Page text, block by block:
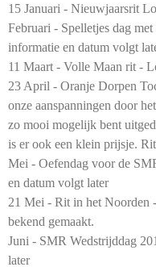
15 Januari - Nieuwjaarsrit
Februari - Spelletjes dag
informatie en datum volgt
11 Maart - Volle Maan rit -
23 April - Oranje Dorpen
onze aanspanningen door
zo mooi mogelijk bent
is er ook een klein prijsje.
Mei - Oefendag voor de
en datum volgt later
21 Mei - Rit in het Noorden
bekend gemaakt.
Juni - SMR Wedstrijddag
later